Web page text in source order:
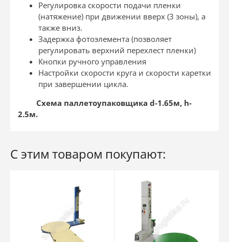
Регулировка скорости подачи пленки
(натяжение) при движении вверх (3 зоны), а
также вниз.
Задержка фотоэлемента (позволяет
регулировать верхний перехлест пленки)
Кнопки ручного управления
Настройки скорости круга и скорости каретки
при завершении цикла.
Схема паллетоупаковщика d-1.65м, h-
2.5м.
С этим товаром покупают: